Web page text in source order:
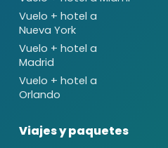
Vuelo + hotel a
Nueva York
Vuelo + hotel a
Madrid
Vuelo + hotel a
Orlando
Viajes y paquetes